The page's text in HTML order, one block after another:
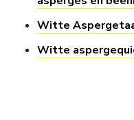
Witte
Witte